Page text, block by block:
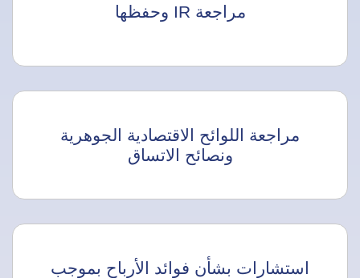
مراجعة IR وحفظها
مراجعة اللوائح الاقتصادية الجوهرية
ونصائح الاتساق
استشارات بشأن فوائد الأرباح بموجب